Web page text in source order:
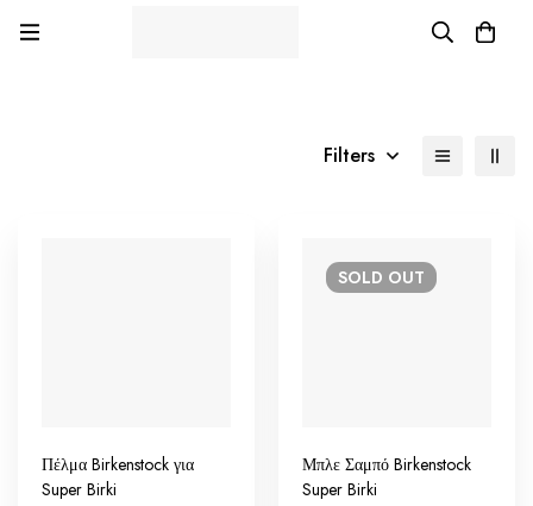
Filters
Πέλμα Birkenstock για
Super Birki
SOLD OUT
Μπλε Σαμπό Birkenstock
Super Birki